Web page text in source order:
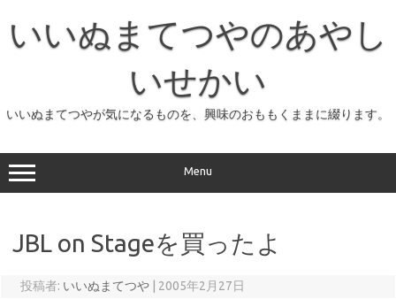
プ
いいぬまてつやのあやし
いせかい
いいぬまてつやが気になるものを、興味のおももくままに綴ります。
Menu
JBL on Stageを買ったよ
投稿者: いいぬまてつや 2005年2月27日